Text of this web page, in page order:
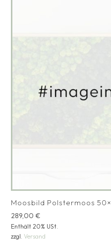
Moosbild Polstermoos
289,00€
Enthält 20% USt.
zzgl.Versand